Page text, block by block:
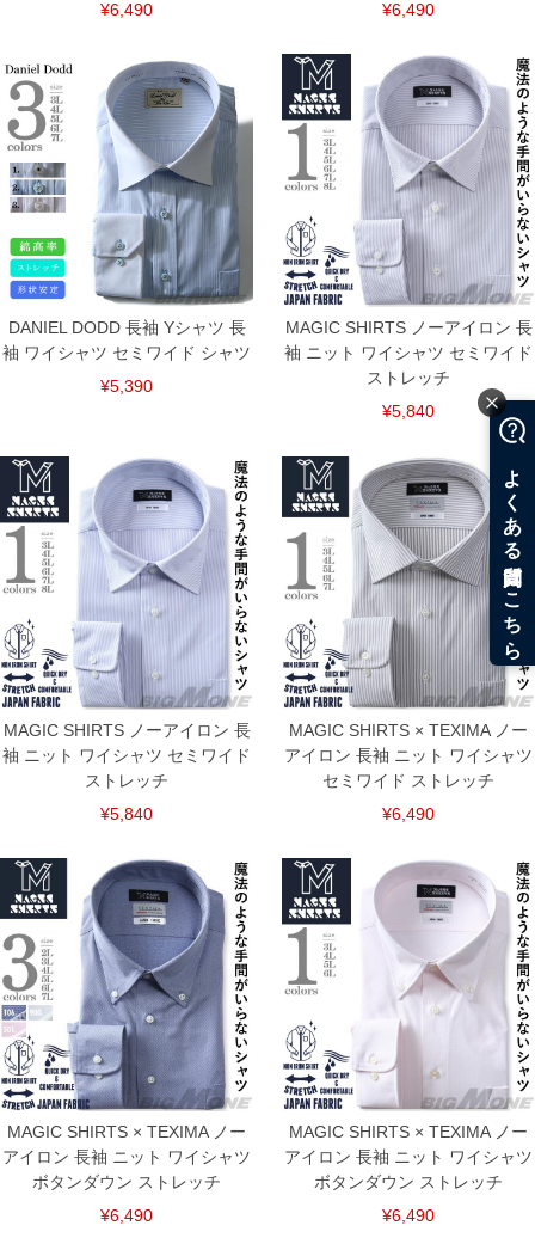
連絡させて頂きますので予めご了承ください。
ITEM INTRODUCTION
¥6,490 ¥6,490
DANIEL DODD 長袖 Yシャツ 長
袖 ワイシャツ セミワイド シャツ
¥5,390
MAGIC SHIRTS ノーアイロン 長
袖 ニット ワイシャツ セミワイド
ストレッチ
¥5,840
MAGIC SHIRTS ノーアイロン 長
袖 ニット ワイシャツ セミワイド
ストレッチ
¥5,840
MAGIC SHIRTS × TEXIMA ノー
アイロン 長袖 ニット ワイシャツ
セミワイド ストレッチ
¥6,490
MAGIC SHIRTS × TEXIMA ノー
アイロン 長袖 ニット ワイシャツ
ボタンダウン ストレッチ
¥6,490
MAGIC SHIRTS × TEXIMA ノー
アイロン 長袖 ニット ワイシャツ
ボタンダウン ストレッチ
¥6,490